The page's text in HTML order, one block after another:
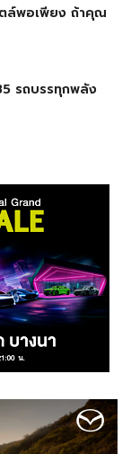
ตล์พอเพียง ถ้าคุณ
รถบรรทุกพลัง